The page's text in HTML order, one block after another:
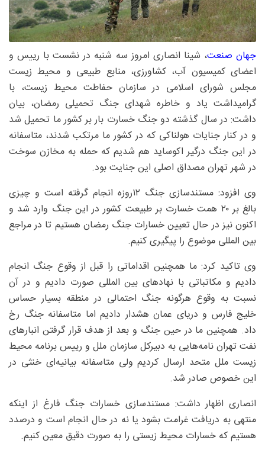
جهان صنعت، شینا انصاری امروز سه شنبه در نشست با رییس و
اعضای کمیسیون آب، کشاورزی، منابع طبیعی و محیط زیست
مجلس شورای اسلامی در سازمان حفاطت محیط‌ زیست، با
گرامیداشت یاد و خاطره شهدای جنگ تحمیلی رمضان، بیان
داشت: در سال گذشته دو جنگ خسارت بار بر کشور ما تحمیل شد
و در کنار جنایات هولناکی که در کشور ما مرتکب شدند، متاسفانه
در این جنگ درگیر اکوساید هم شدیم که حمله به مخازن سوخت
در شهر تهران مصداق اصلی این جنایت بود.
وی افزود: مستندسازی جنگ ۱۲روزه انجام گرفته است و چیزی
بالغ بر ۲۰ همت خسارت بر طبیعت کشور در این جنگ وارد شد و
اکنون نیز در حال تعیین خسارات جنگ رمضان هستیم تا در مراجع
بین المللی موضوع را پیگیری کنیم.
وی تاکید کرد: ما همچنین اقداماتی را قبل از وقوع جنگ انجام
دادیم و مکاتباتی با نهادهای بین المللی صورت دادیم و در آن
نسبت به وقوع هرگونه جنگ احتمالی در منطقه بسیار حساس
خلیج فارس و دریای عمان هشدار دادیم اما متاسفانه جنگ رخ
داد. همچنین ما در حین جنگ و بعد از هدف قرار گرفتن انبارهای
نفت تهران نامه‌هایی به دبیرکل سازمان ملل و رییس برنامه محیط
زیست ملل متحد ارسال کردیم ولی متاسفانه بیانیه‌ای خنثی در
این خصوص صادر شد.
انصاری اظهار داشت: مستندسازی خسارات جنگ فارغ از اینکه
منتهی به دریافت غرامت بشود یا نه در حال انجام است و درصدد
هستیم که خسارات محیط زیستی را به صورت دقیق معین کنیم.